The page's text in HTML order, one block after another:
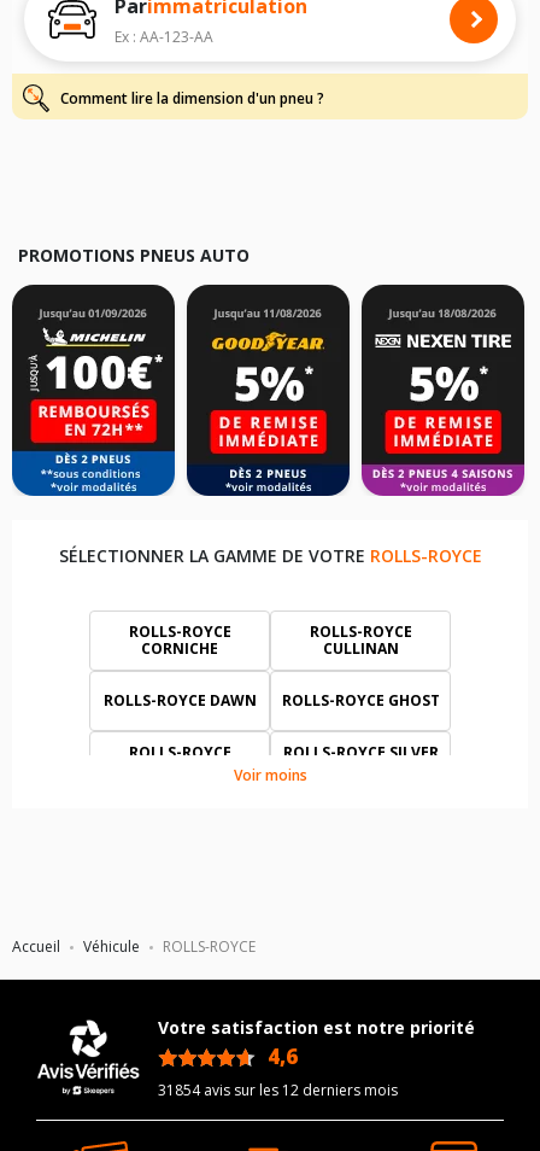
Accueil Véhicule ROLLS-ROYCE
dimensions de vos pneus pourROLLS-ROYCE
: voiture, SUV, 4X4 et
camionnette/utilitaire, simplement et rapidement.
Pour cela, veuillez sélectionner la gammeROLLS-ROYCEde votre
véhicule ci-dessous :
Les résultats de votre recherche sont donnés à titre indicatif. Il est
Parimmatriculation
Ex : AA-123-AA
Comment lire la dimension d'un pneu ?
PROMOTIONS PNEUS AUTO
SÉLECTIONNER LA GAMME DE VOTRE ROLLS-ROYCE
ROLLS-ROYCE
CORNICHE
ROLLS-ROYCE
CULLINAN
ROLLS-ROYCE DAWN ROLLS-ROYCE GHOST
ROLLS-ROYCE
ROLLS-ROYCE SILVER
Voir moins
Votre satisfaction est notre priorité
4,6
31854 avis sur les 12 derniers mois